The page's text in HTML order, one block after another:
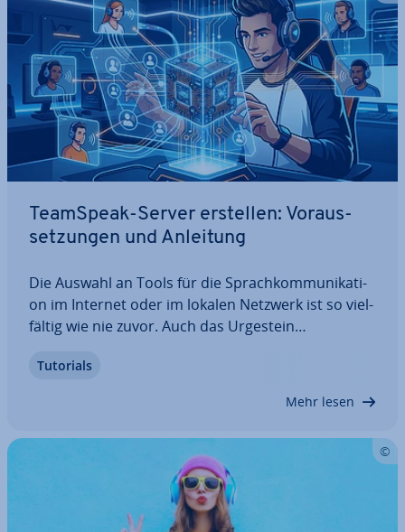
TeamSpeak-Server erstellen: Vor­aus­
set­zun­gen und Anleitung
Die Auswahl an Tools für die Sprach­kom­mu­ni­ka­ti­
on im Internet oder im lokalen Netzwerk ist so viel­
fäl­tig wie nie zuvor. Auch das Urgestein
Sound­qua­li­tät und hohen Si­cher­heits­stan­dards
Tutorials
Mehr lesen